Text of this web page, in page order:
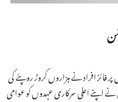
پر فائز افراد نے ہزاروں کروڑ روپئے کی
اپنے اعلی سرکاری عہدوں کو عوامی